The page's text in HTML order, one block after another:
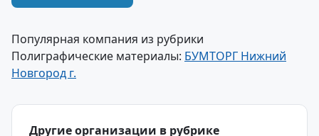
Популярная компания из рубрики
Полиграфические материалы: БУМТОРГ Нижний
Новгород г.
Другие организации в рубрике